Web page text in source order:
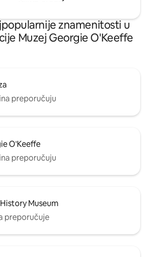
znamenitosti u
Muzej Georgie O'Keeffe
preporučuju
O'Keeffe
preporučuju
Museum
preporučuje